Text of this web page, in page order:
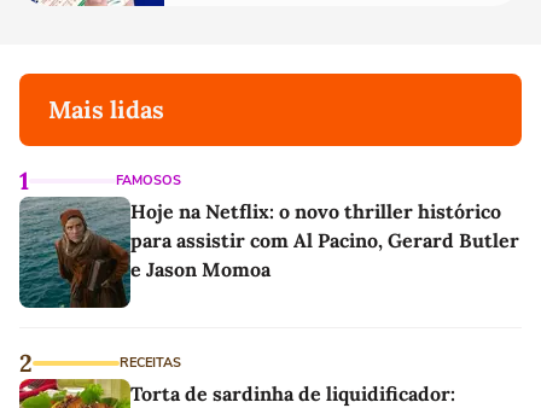
Mais lidas
1 FAMOSOS
Hoje na Netflix: o novo thriller histórico
para assistir com Al Pacino, Gerard Butler
e Jason Momoa
2 RECEITAS
Torta de sardinha de liquidificador: